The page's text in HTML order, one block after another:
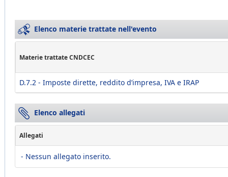
Elenco materie trattate nell'evento
Materie trattate CNDCEC
D.7.2 - Imposte dirette, reddito d’impresa, IVA e IRAP
Elenco allegati
Allegati
- Nessun allegato inserito.